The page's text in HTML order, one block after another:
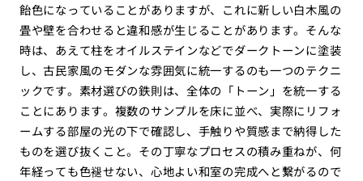
飴色になっていることがありますが、これに新しい白木風の
畳や壁を合わせると違和感が生じることがあります。そんな
時は、あえて柱をオイルステインなどでダークトーンに塗装
し、古民家風のモダンな雰囲気に統一するのも一つのテクニ
ックです。素材選びの鉄則は、全体の「トーン」を統一する
ことにあります。複数のサンプルを床に並べ、実際にリフォ
ームする部屋の光の下で確認し、手触りや質感まで納得した
ものを選び抜くこと。その丁寧なプロセスの積み重ねが、何
年経っても色褪せない、心地よい和室の完成へと繋がるので